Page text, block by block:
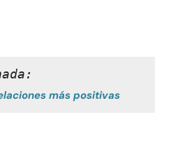
más positivas